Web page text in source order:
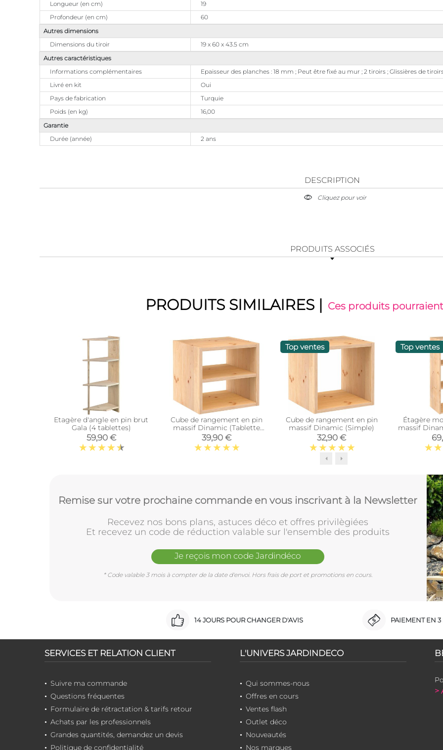
Longueur (en cm)
19
Profondeur (en cm)
60
Autres dimensions
Dimensions du tiroir
19 x 60 x 43.5 cm
Autres caractéristiques
Informations complémentaires
Epaisseur des planches : 18 mm ; Peut être fixé au mur ; 2 tiroirs ; Glissières de
Livré en kit
Oui
Pays de fabrication
Turquie
Poids (en kg)
16,00
Garantie
Durée (année)
2 ans
DESCRIPTION
Cliquez pour voir
PRODUITS ASSOCIÉS
PRODUITS SIMILAIRES | Ces produits
Etagère d'angle en pin brut
Gala (4 tablettes)
59,90 €
Cube de rangement en pin
massif Dinamic (Tablette
intermédiaire)
39,90 €
Top ventes
Cube de rangement en pin
massif Dinamic (Simple)
32,90 €
Top ventes
Étagère
massif
Remise sur votre prochaine commande en vous inscrivant à la Newsletter
Recevez nos bons plans, astuces déco et offres privilègiées
Et recevez un code de réduction valable sur l'ensemble des produits
Je reçois mon code Jardindéco
* Code valable 3 mois à compter de la date d'envoi. Hors frais de port et promotions en cours.
14 JOURS POUR CHANGER D'AVIS PAIEMENT EN 3
SERVICES ET RELATION CLIENT
Suivre ma commande
Questions fréquentes
Formulaire de rétractation & tarifs retour
Achats par les professionnels
Grandes quantités, demandez un devis
Politique de confidentialité
L'UNIVERS JARDINDECO
Qui sommes-nous
Offres en cours
Ventes flash
Outlet déco
Nouveautés
Nos marques
>